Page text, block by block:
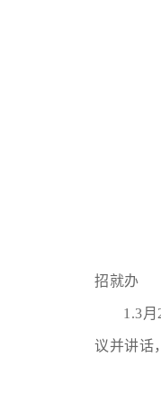
招就办
1.3月
议并讲话